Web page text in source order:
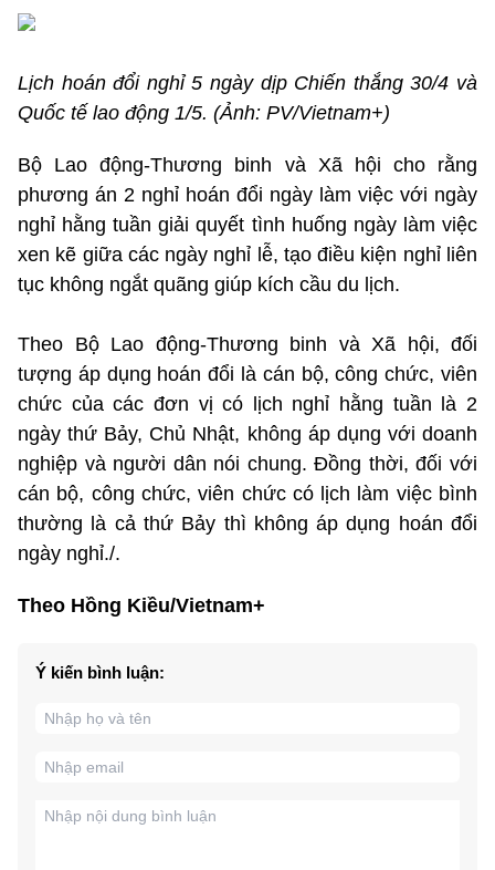
Lịch hoán đổi nghỉ 5 ngày dịp Chiến thắng 30/4 và
Quốc tế lao động 1/5. (Ảnh: PV/Vietnam+)
Bộ Lao động-Thương binh và Xã hội cho rằng
phương án 2 nghỉ hoán đổi ngày làm việc với ngày
nghỉ hằng tuần giải quyết tình huống ngày làm việc
xen kẽ giữa các ngày nghỉ lễ, tạo điều kiện nghỉ liên
tục không ngắt quãng giúp kích cầu du lịch.
Theo Bộ Lao động-Thương binh và Xã hội, đối
tượng áp dụng hoán đổi là cán bộ, công chức, viên
chức của các đơn vị có lịch nghỉ hằng tuần là 2
ngày thứ Bảy, Chủ Nhật, không áp dụng với doanh
nghiệp và người dân nói chung. Đồng thời, đối với
cán bộ, công chức, viên chức có lịch làm việc bình
thường là cả thứ Bảy thì không áp dụng hoán đổi
ngày nghỉ./.
Theo Hồng Kiều/Vietnam+
Ý kiến bình luận: